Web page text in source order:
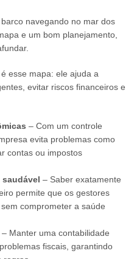
navegando no mar dos
e um bom planejamento,
esse mapa: ele ajuda a
evitar riscos financeiros e
– Com um controle
evita problemas como
contas ou impostos
– Saber exatamente
permite que os gestores
comprometer a saúde
– Manter uma contabilidade
fiscais, garantindo